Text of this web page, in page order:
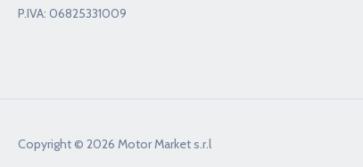
P.IVA: 06825331009
Copyright © 2026 Motor Market s.r.l